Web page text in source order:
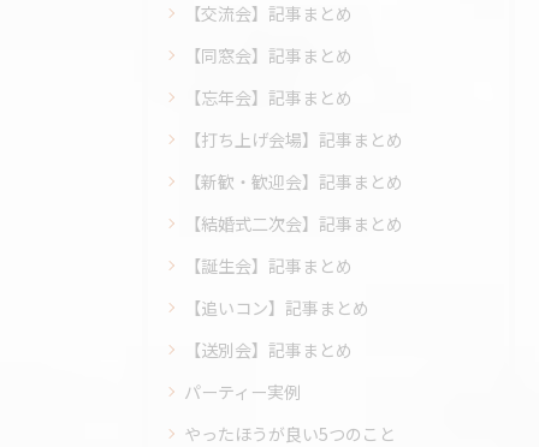
【交流会】記事まとめ
【同窓会】記事まとめ
【忘年会】記事まとめ
【打ち上げ会場】記事まとめ
【新歓・歓迎会】記事まとめ
【結婚式二次会】記事まとめ
【誕生会】記事まとめ
【追いコン】記事まとめ
【送別会】記事まとめ
パーティー実例
やったほうが良い5つのこと